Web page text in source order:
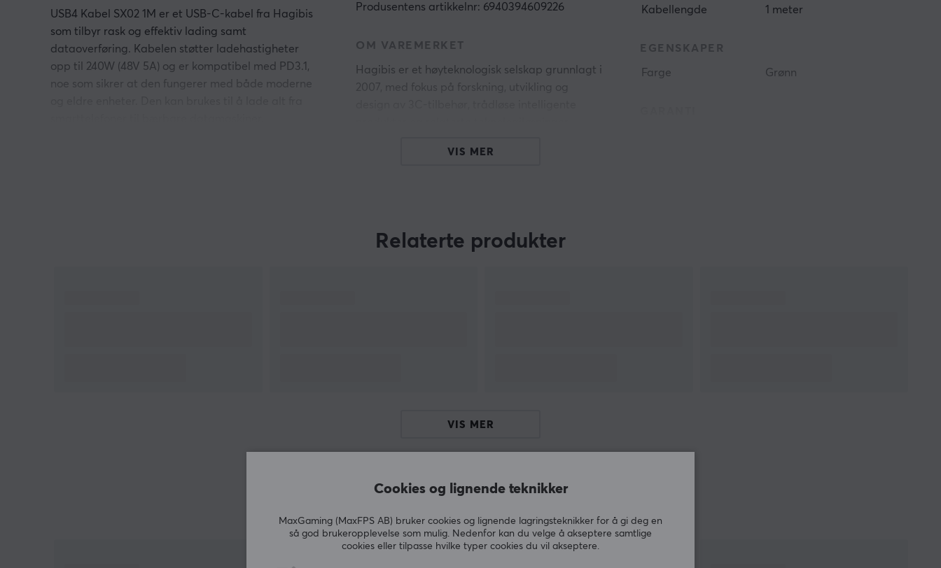
USB4 Kabel SX02 1M er et USB-C-kabel fra Hagibis
som tilbyr rask og effektiv lading samt
dataoverføring. Kabelen støtter ladehastigheter
opp til 240W (48V 5A) og er kompatibel med PD3.1,
noe som sikrer at den fungerer med både moderne
Produsentens artikkelnr: 6940394609226
OM VAREMERKET
Hagibis er et høyteknologisk selskap grunnlagt i
2007, med fokus på forskning, utvikling og
og et humanisert designkonsept som sikrer
Kabellengde 1 meter
EGENSKAPER
Farge Grønn
VIS MER
Relaterte produkter
VIS MER
Andre kjøpte også
Cookies og lignende teknikker
MaxGaming (MaxFPS AB) bruker cookies og lignende lagringsteknikker for å gi deg en
så god brukeropplevelse som mulig. Nedenfor kan du velge å akseptere samtlige
cookies eller tilpasse hvilke typer cookies du vil akseptere.